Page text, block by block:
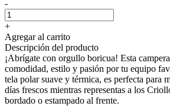
-
+
Agregar al carrito
Descripción del producto
¡Abrígate con orgullo boricua! Esta
comodidad, estilo y pasión por tu equipo
tela polar suave y térmica, es perfecta para
días frescos mientras representas a los
bordado o estampado al frente.